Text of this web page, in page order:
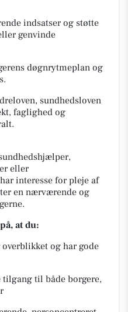
indsatser og støtte
genvinde
døgnrytmeplan og
sundhedsloven
faglighed og
eller
interesse for pleje af
en nærværende og
at du:
overblikket og har gode
tilgang til både borgere,